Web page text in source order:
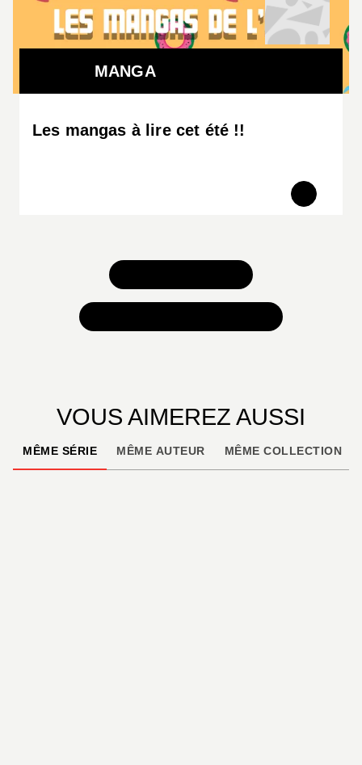
MANGA
Les mangas à lire cet été !!
VOUS AIMEREZ AUSSI
MÊME SÉRIE MÊME AUTEUR MÊME COLLECTION